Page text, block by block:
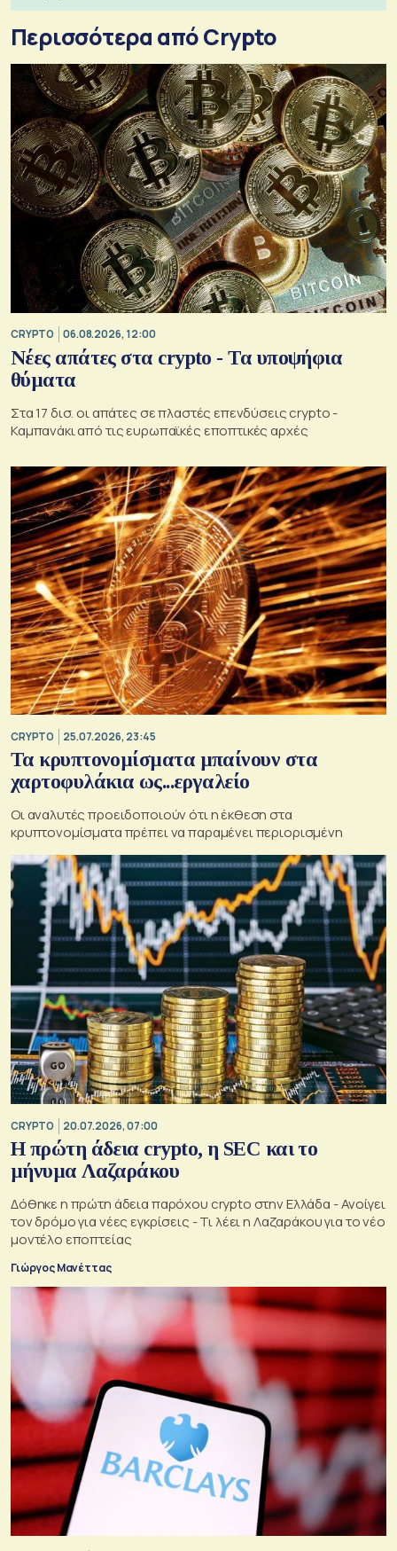
Περισσότερα από Crypto
CRYPTO 06.08.2026, 12:00
Νέες απάτες στα crypto - Τα υποψήφια
θύματα
Στα 17 δισ. οι απάτες σε πλαστές επενδύσεις crypto -
Καμπανάκι από τις ευρωπαϊκές εποπτικές αρχές
CRYPTO 25.07.2026, 23:45
Τα κρυπτονομίσματα μπαίνουν στα
χαρτοφυλάκια ως...εργαλείο
Οι αναλυτές προειδοποιούν ότι η έκθεση στα
κρυπτονομίσματα πρέπει να παραμένει περιορισμένη
CRYPTO 20.07.2026, 07:00
Η πρώτη άδεια crypto, η SEC και το
μήνυμα Λαζαράκου
Δόθηκε η πρώτη άδεια παρόχου crypto στην Ελλάδα - Ανοίγει
τον δρόμο για νέες εγκρίσεις - Τι λέει η Λαζαράκου για το νέο
μοντέλο εποπτείας
Γιώργος Μανέττας